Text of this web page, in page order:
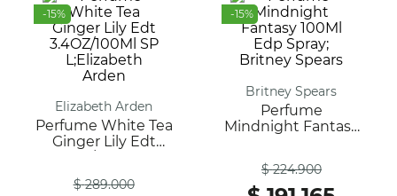
-15%
Elizabeth Arden
Perfume White Tea
Ginger Lily Edt
$ 289.000
-15%
Britney Spears
Perfume
Mindnight Fantasy
$ 224.900